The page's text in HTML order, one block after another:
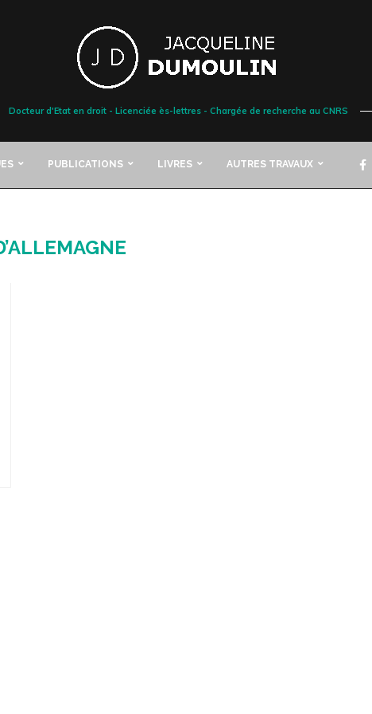
Docteur d'Etat en droit - Licenciée ès-lettres - Chargée de recherche au CNRS
PUBLICATIONS LIVRES AUTRES TRAVAUX